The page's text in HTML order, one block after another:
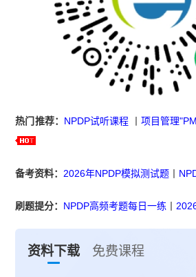
热门推荐： NPDP试听课程 丨项目管理
备考资料： 2026年NPDP模拟测试题
刷题提分： NPDP高频考题每日一练
资料下载 免费课程